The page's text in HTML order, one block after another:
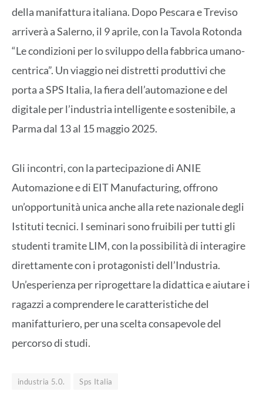
della manifattura italiana. Dopo Pescara e Treviso
arriverà a Salerno, il 9 aprile, con la Tavola Rotonda
“Le condizioni per lo sviluppo della fabbrica umano-
centrica”. Un viaggio nei distretti produttivi che
porta a SPS Italia, la fiera dell’automazione e del
digitale per l’industria intelligente e sostenibile, a
Parma dal 13 al 15 maggio 2025.
Gli incontri, con la partecipazione di ANIE
Automazione e di EIT Manufacturing, offrono
un’opportunità unica anche alla rete nazionale degli
Istituti tecnici. I seminari sono fruibili per tutti gli
studenti tramite LIM, con la possibilità di interagire
direttamente con i protagonisti dell’Industria.
Un’esperienza per riprogettare la didattica e aiutare i
ragazzi a comprendere le caratteristiche del
manifatturiero, per una scelta consapevole del
percorso di studi.
industria 5.0. Sps Italia